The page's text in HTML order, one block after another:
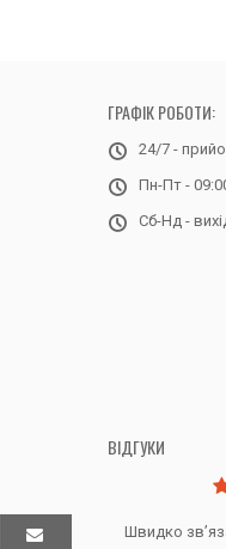
ГРАФІК РОБОТИ:
24/7 -
Пн-Пт -
Сб-Нд -
ВІДГУКИ
супер.
Швидко